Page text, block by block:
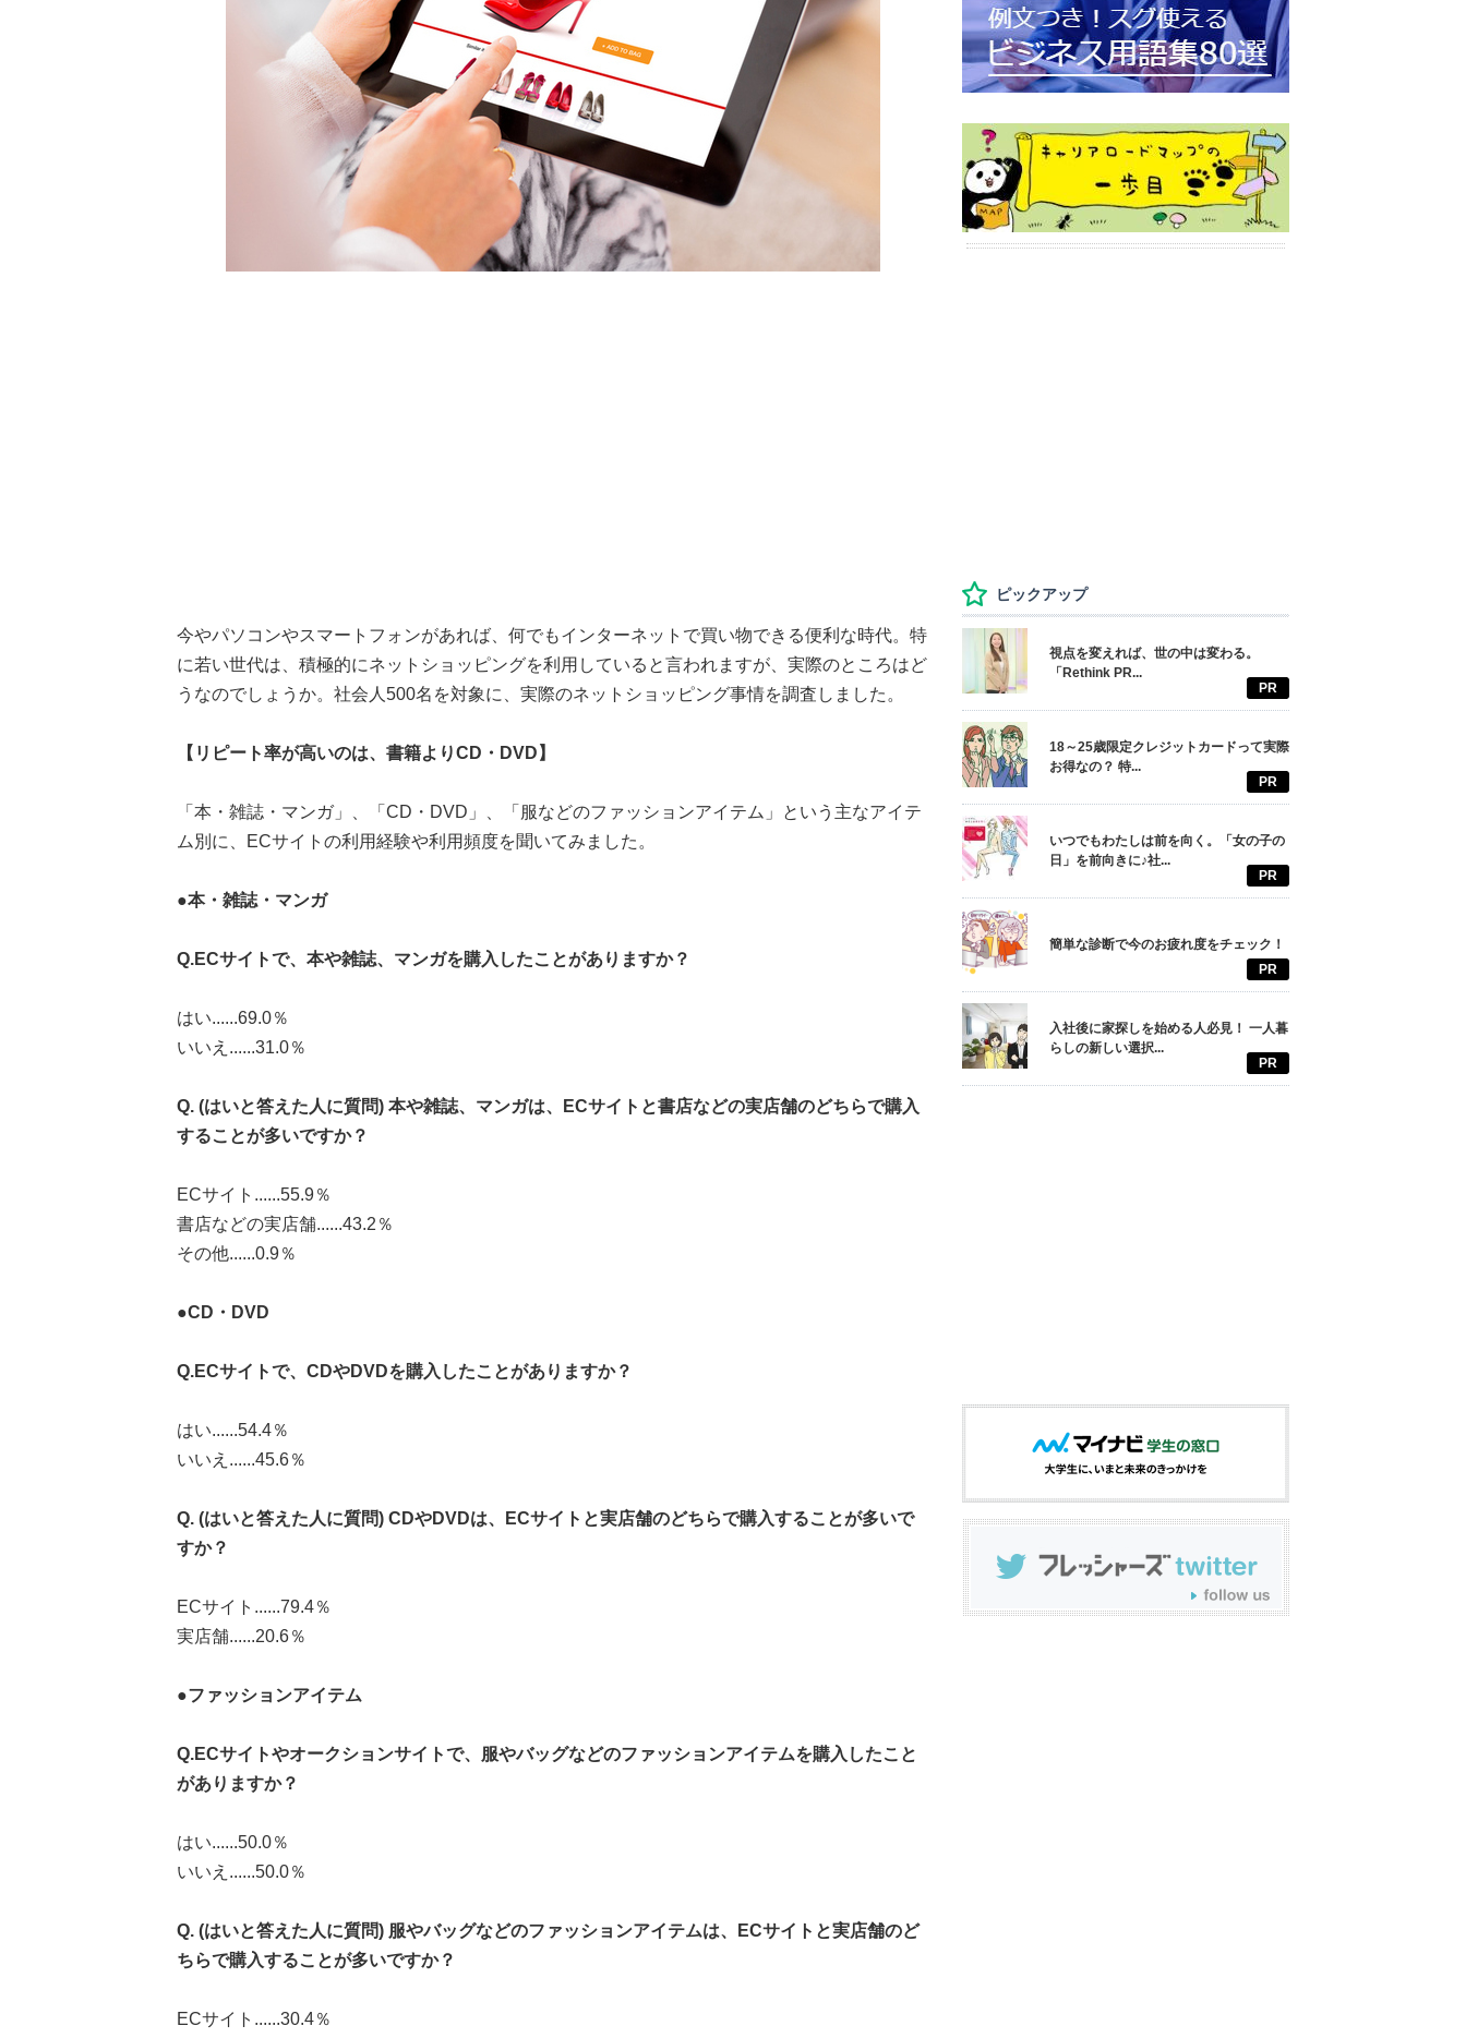
今やパソコンやスマートフォンがあれば、何でもインターネットで買い物できる便利な時代。特
に若い世代は、積極的にネットショッピングを利用していると言われますが、実際のところはど
うなのでしょうか。社会人500名を対象に、実際のネットショッピング事情を調査しました。
【リピート率が高いのは、書籍よりCD・DVD】
「本・雑誌・マンガ」、「CD・DVD」、「服などのファッションアイテム」という主なアイテ
ム別に、ECサイトの利用経験や利用頻度を聞いてみました。
●本・雑誌・マンガ
Q.ECサイトで、本や雑誌、マンガを購入したことがありますか？
はい......69.0％
いいえ......31.0％
Q. (はいと答えた人に質問) 本や雑誌、マンガは、ECサイトと書店などの実店舗のどちらで購入
することが多いですか？
ECサイト......55.9％
書店などの実店舗......43.2％
その他......0.9％
●CD・DVD
Q.ECサイトで、CDやDVDを購入したことがありますか？
はい......54.4％
いいえ......45.6％
Q. (はいと答えた人に質問) CDやDVDは、ECサイトと実店舗のどちらで購入することが多いで
すか？
ECサイト......79.4％
実店舗......20.6％
●ファッションアイテム
Q.ECサイトやオークションサイトで、服やバッグなどのファッションアイテムを購入したこと
がありますか？
はい......50.0％
いいえ......50.0％
Q. (はいと答えた人に質問) 服やバッグなどのファッションアイテムは、ECサイトと実店舗のど
ちらで購入することが多いですか？
ECサイト......30.4％
ピックアップ
視点を変えれば、世の中は変わる。
「Rethink PR...
PR
18～25歳限定クレジットカードって実際
お得なの？ 特...
PR
いつでもわたしは前を向く。「女の子の
日」を前向きに♪社...
PR
簡単な診断で今のお疲れ度をチェック！
PR
入社後に家探しを始める人必見！ 一人暮
らしの新しい選択...
PR